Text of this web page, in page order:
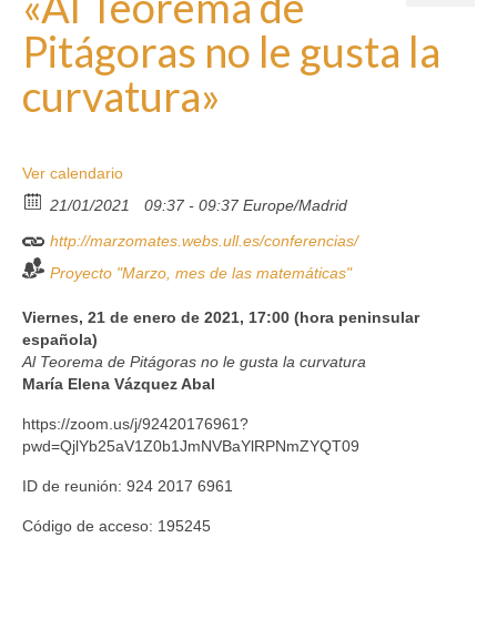
Eventos
Exposición
Aplicaciones Interactivas
Escape Rooms
¿Sabías que…?
Matemáticas + Literatura
Pasatiempos matemáticos
Sostenibilidad
Pitágoras no le gusta la
curvatura»
Ver calendario
21/01/2021
09:37 - 09:37 Europe/Madrid
http://marzomates.webs.ull.es/conferencias/
Proyecto "Marzo, mes de las matemáticas"
Viernes, 21 de enero de 2021, 17:00 (hora peninsular
española)
Al Teorema de Pitágoras no le gusta la curvatura
María Elena Vázquez Abal
https://zoom.us/j/92420176961?
pwd=QjlYb25aV1Z0b1JmNVBaYlRPNmZYQT09
ID de reunión: 924 2017 6961
Código de acceso: 195245